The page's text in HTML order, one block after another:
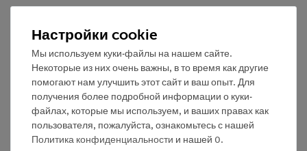
Определить механический эквивалент теплоты. 2.
Определить удельную теплоемкость алюминия и
Получаем понятие о
механическом эквиваленте теплоты механической
работе тепловой энергии теплоемкости первом законе
Настройки cookie
Мы используем куки-файлы на нашем сайте.
Некоторые из них очень важны, в то время как другие
помогают нам улучшить этот сайт и ваш опыт. Для
получения более подробной информации о куки-
файлах, которые мы используем, и ваших правах как
пользователя, пожалуйста, ознакомьтесь с нашей
Политика конфиденциальности и нашей 0.